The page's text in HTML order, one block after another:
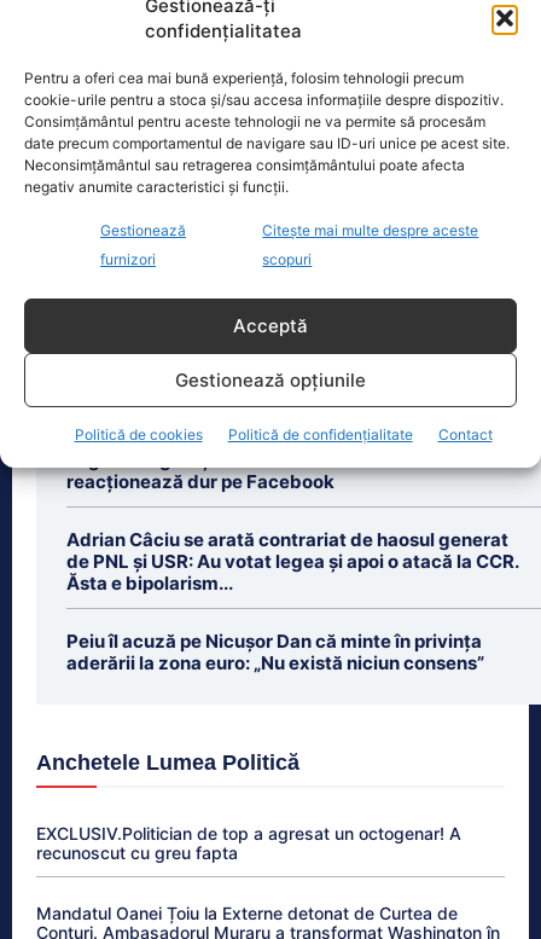
Gestionează-ți
confidențialitatea
Pentru a oferi cea mai bună experiență, folosim tehnologii precum
cookie-urile pentru a stoca și/sau accesa informațiile despre dispozitiv.
Consimțământul pentru aceste tehnologii ne va permite să procesăm
date precum comportamentul de navigare sau ID-uri unice pe acest site.
Neconsimțământul sau retragerea consimțământului poate afecta
negativ anumite caracteristici și funcții.
Gestionează
furnizori
Citește mai multe despre aceste
scopuri
Acceptă
Gestionează opțiunile
Politică de cookies Politică de confidențialitate Contact
Cele 4 barje pentru redirecționarea Dunării către brațul
Bala vor fi…
Cele 4 barje vor fi scufundate vineri, 7
august. Autoritățile au intrat în linie
dreaptă cu una dintre cele mai[...]
Ultimele știri
reacționează dur pe Facebook
Adrian Câciu se arată contrariat de haosul generat
de PNL și USR: Au votat legea și apoi o atacă la CCR.
Ăsta e bipolarism...
Peiu îl acuză pe Nicușor Dan că minte în privința
aderării la zona euro: „Nu există niciun consens”
Anchetele Lumea Politică
EXCLUSIV.Politician de top a agresat un octogenar! A
recunoscut cu greu fapta
Mandatul Oanei Țoiu la Externe detonat de Curtea de
Conturi. Ambasadorul Muraru a transformat Washington în